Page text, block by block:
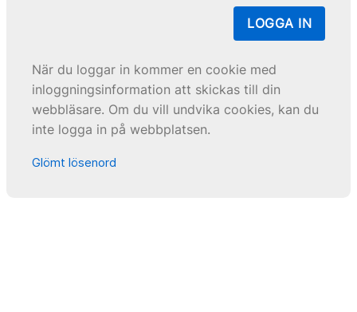
LOGGA IN
När du loggar in kommer en cookie med
inloggningsinformation att skickas till din
webbläsare. Om du vill undvika cookies, kan du
inte logga in på webbplatsen.
Glömt lösenord